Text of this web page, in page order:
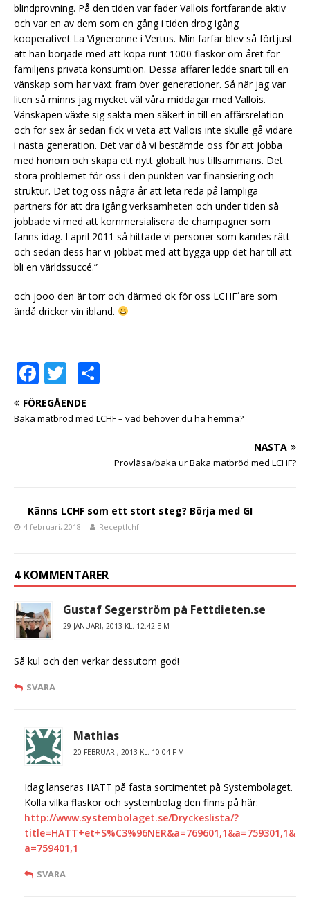
blindprovning. På den tiden var fader Vallois fortfarande aktiv
och var en av dem som en gång i tiden drog igång
kooperativet La Vigneronne i Vertus. Min farfar blev så förtjust
att han började med att köpa runt 1000 flaskor om året för
familjens privata konsumtion. Dessa affärer ledde snart till en
vänskap som har växt fram över generationer. Så när jag var
liten så minns jag mycket väl våra middagar med Vallois.
Vänskapen växte sig sakta men säkert in till en affärsrelation
och för sex år sedan fick vi veta att Vallois inte skulle gå vidare
i nästa generation. Det var då vi bestämde oss för att jobba
med honom och skapa ett nytt globalt hus tillsammans. Det
stora problemet för oss i den punkten var finansiering och
struktur. Det tog oss några år att leta reda på lämpliga
partners för att dra igång verksamheten och under tiden så
jobbade vi med att kommersialisera de champagner som
fanns idag. I april 2011 så hittade vi personer som kändes rätt
och sedan dess har vi jobbat med att bygga upp det här till att
bli en världssuccé.”
och jooo den är torr och därmed ok för oss LCHF´are som
ändå dricker vin ibland.
F
a
c
o
k
T
w
it a
FÖREGÅENDE
Baka matbröd med LCHF – vad behöver du ha hemma?
NÄSTA
Provläsa/baka ur Baka matbröd med LCHF?
Känns LCHF som ett stort steg? Börja med GI
4 februari, 2018 Receptlchf
4 KOMMENTARER
Gustaf Segerström på Fettdieten.se
29 JANUARI, 2013 KL. 12:42 E M
Så kul och den verkar dessutom god!
SVARA
Mathias
20 FEBRUARI, 2013 KL. 10:04 F M
Idag lanseras HATT på fasta sortimentet på Systembolaget.
Kolla vilka flaskor och systembolag den finns på här:
http://www.systembolaget.se/Dryckeslista/?
title=HATT+et+S%C3%96NER&a=769601,1&a=759301,1&
a=759401,1
SVARA